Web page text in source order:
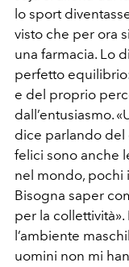
lo sport
visto che per ora
una farmacia. Lo
perfetto
e del proprio
dall’entusiasmo.
dice parlando del
felici sono anche
nel mondo, pochi
Bisogna saper
per la
l’ambiente
uomini non mi